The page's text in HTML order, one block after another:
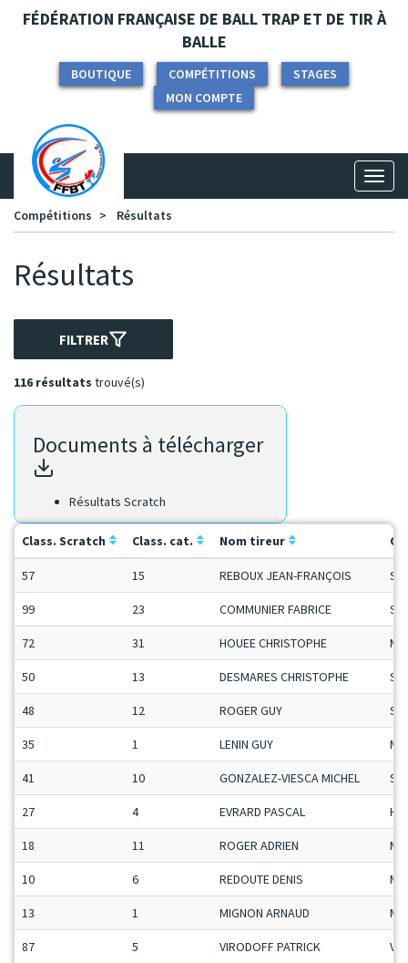
Panneau de gestion des cookies
FÉDÉRATION FRANÇAISE DE BALL TRAP ET DE TIR À
BALLE
BOUTIQUE COMPÉTITIONS
STAGES
MON COMPTE
Compétitions
Résultats
Résultats
FILTRER
116 résultats trouvé(s)
Documents à télécharger
Résultats Scratch
Class. Scratch Class. cat. Nom tireur
57 15 REBOUX JEAN-FRANÇOIS
99 23 COMMUNIER FABRICE
72 31 HOUEE CHRISTOPHE
50 13 DESMARES CHRISTOPHE
48 12 ROGER GUY
35 1 LENIN GUY
41 10 GONZALEZ-VIESCA MICHEL
27 4 EVRARD PASCAL H-C
18 11 ROGER ADRIEN
10 6 REDOUTE DENIS
13 1 MIGNON ARNAUD
87 5 VIRODOFF PATRICK Vet